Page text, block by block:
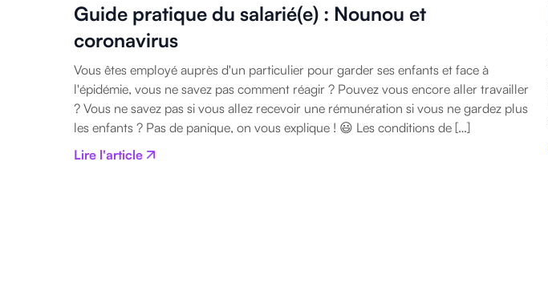
Guide pratique du salarié(e) : Nounou et
coronavirus
Vous êtes employé auprès d'un particulier pour garder ses enfants et face à
l'épidémie, vous ne savez pas comment réagir ? Pouvez vous encore aller travailler
? Vous ne savez pas si vous allez recevoir une rémunération si vous ne gardez plus
les enfants ? Pas de panique, on vous explique ! 😃 Les conditions de […]
Lire l'article